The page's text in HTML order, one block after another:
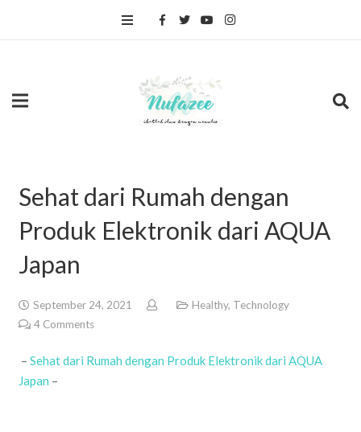
Sehat dari Rumah dengan
Produk Elektronik dari AQUA
Japan
September 24, 2021 Healthy, Technology
4 Comments
– Sehat dari Rumah dengan Produk Elektronik dari AQUA
Japan –